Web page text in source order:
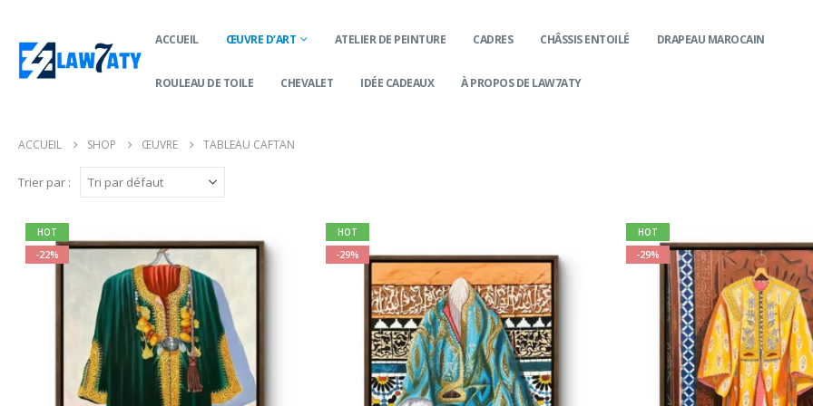
ACCUEIL ŒUVRE D’ART ATELIER DE PEINTURE CADRES CHÂSSIS ENTOILÉ DRAPEAU MAROCAIN
ROULEAU DE TOILE CHEVALET IDÉE CADEAUX À PROPOS DE LAW7ATY
ACCUEIL SHOP ŒUVRE TABLEAU CAFTAN
Trier par :
HOT
-22%
HOT
-29%
HOT
-29%